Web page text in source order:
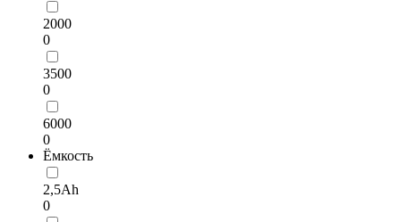
2000
0
3500
0
6000
0
Ёмкость
2,5Ah
0